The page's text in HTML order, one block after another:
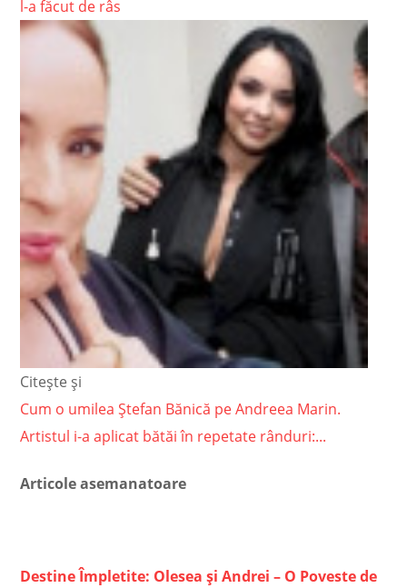
l-a făcut de râs
Citește și
Cum o umilea Ștefan Bănică pe Andreea Marin.
Artistul i-a aplicat bătăi în repetate rânduri:...
Articole asemanatoare
Destine Împletite: Olesea și Andrei – O Poveste de